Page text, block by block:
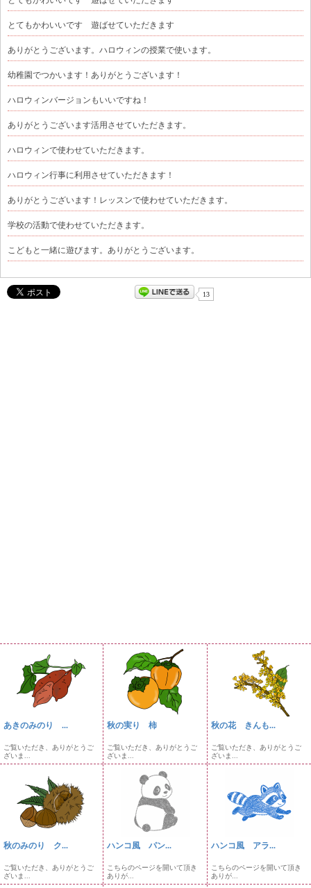
とてもかわいいです 遊ばせていただきます
ありがとうございます。ハロウィンの授業で使います。
幼稚園でつかいます！ありがとうございます！
ハロウィンバージョンもいいですね！
ありがとうございます活用させていただきます。
ハロウィンで使わせていただきます。
ハロウィン行事に利用させていただきます！
ありがとうございます！レッスンで使わせていただきます。
学校の活動で使わせていただきます。
こどもと一緒に遊びます。ありがとうございます。
13
あきのみのり ...
ご覧いただき、ありがとうご
ざいま...
秋の実り 柿
ご覧いただき、ありがとうご
ざいま...
秋の花 きんも...
ご覧いただき、ありがとうご
ざいま...
秋のみのり ク...
ご覧いただき、ありがとうご
ざいま...
ハンコ風 パン...
こちらのページを開いて頂き
ありが...
ハンコ風 アラ...
こちらのページを開いて頂き
ありが...